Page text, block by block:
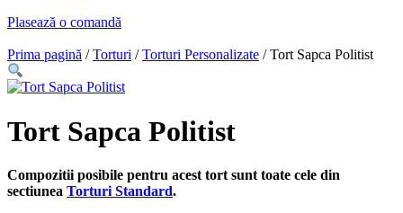
Plasează o comandă
Prima pagină /Torturi /Torturi Personalizate / Tort Sapca Politist
Tort Sapca Politist
Compozitii posibile pentru acest tort sunt toate cele din
sectiunea Torturi Standard.